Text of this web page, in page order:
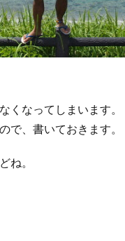
くなってしまいます。
で、書いておきます。
ね。